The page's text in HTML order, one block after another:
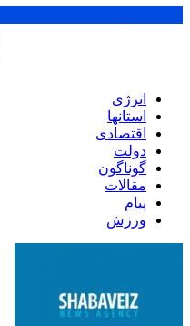
انرژی
استانها
اقتصادی
دولت
گوناگون
مقالات
پیام
ورزش